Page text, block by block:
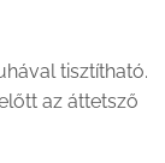
tisztítható.
az áttetsző